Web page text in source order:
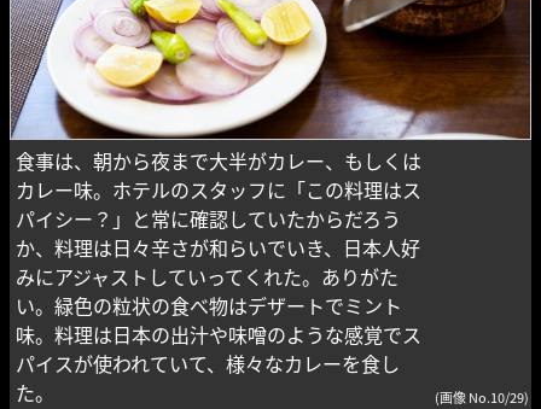
食事は、朝から夜まで大半がカレー、もしくは
カレー味。ホテルのスタッフに「この料理はス
パイシー？」と常に確認していたからだろう
か、料理は日々辛さが和らいでいき、日本人好
みにアジャストしていってくれた。ありがた
い。緑色の粒状の食べ物はデザートでミント
味。料理は日本の出汁や味噌のような感覚でス
パイスが使われていて、様々なカレーを食し
た。
(画像 No.10/29)